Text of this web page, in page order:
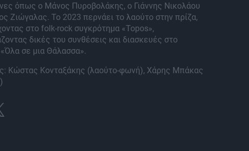
όπως ο Μάνος Πυροβολάκης, ο Γιάννης Νικολάου
Ζιώγαλας. Το 2023 περνάει το λαούτο στην πρίζα,
στο folk-rock συγκρότημα «Topos»,
δικές του συνθέσεις και διασκευές στο
σε μια Θάλασσα».
Κώστας Κονταξάκης (λαούτο-φωνή), Χάρης Μπάκας